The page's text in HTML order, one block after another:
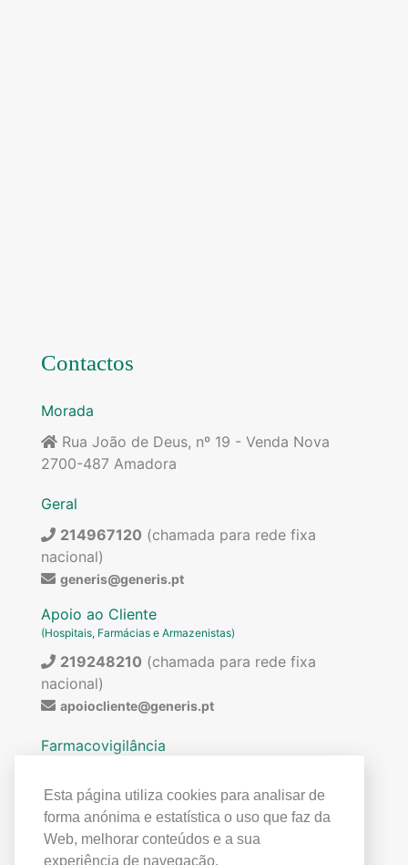
Esta página utiliza cookies para analisar de
forma anónima e estatística o uso que faz da
Web, melhorar conteúdos e a sua
experiência de navegação.
Contactos
Morada
Rua João de Deus, nº 19 - Venda Nova
2700-487 Amadora
Geral
214967120 (chamada para rede fixa
nacional)
generis@generis.pt
Apoio ao Cliente
(Hospitais, Farmácias e Armazenistas)
219248210 (chamada para rede fixa
nacional)
apoiocliente@generis.pt
Farmacovigilância
medicamentos ou para qualquer assunto relacionado
com farmacovigilância (ex: reações adversas)
contactar:
219849300(chamada para rede fixa